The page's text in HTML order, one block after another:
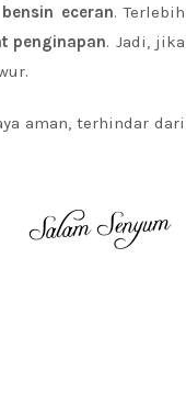
eceran. Terlebih
penginapan. Jadi, jika
aman, terhindar dari